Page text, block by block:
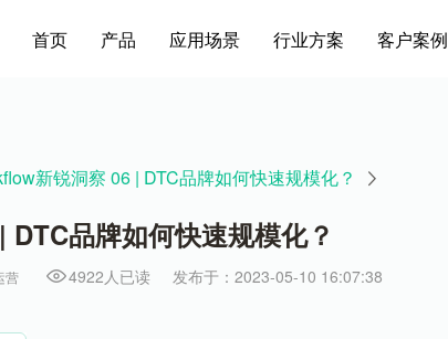
首页 产品 应用场景 行业方案 客户案例
新锐洞察 06 | DTC品牌如何快速规模化？
品牌如何快速规模化？
营 4922人已读 发布于：2023-05-10 16:07:38